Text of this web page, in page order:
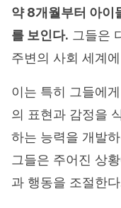
약 8개월부터 아이
를 보인다. 그들은
주변의 사회 세계
이는 특히 그들에
의 표현과 감정을
하는 능력을 개발
그들은 주어진 상
과 행동을 조절한